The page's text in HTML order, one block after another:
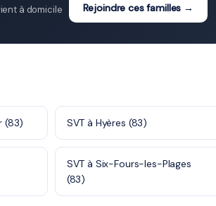
à domicile
Rejoindre ces familles →
(83) SVT à Hyères (83)
SVT à Six-Fours-les-Plages
(83)